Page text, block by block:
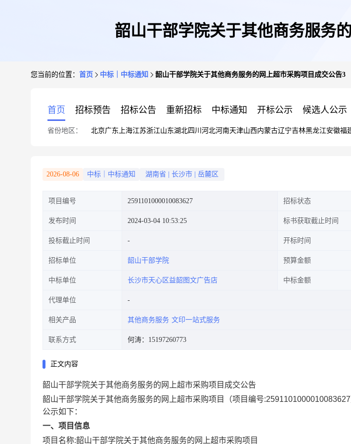
韶山干部学院关于其他商务服务
您当前的位置： 首页 中标｜中标通知 韶山干部学院关于其他商务服务的网上超市采购项目成交公告3
首页 招标预告 招标公告 重新招标 中标通知 开标公示 候选人公示
省份地区： 北京广东 上海江苏浙江山东湖北四川 河北河南天津山西内蒙古辽宁吉林黑龙江安徽福
2026-08-06 中标｜中标通知 湖南省 长沙市 岳麓区
项目编号 2591101000010083627 招标状态
发布时间 2024-03-04 10:53:25 标书获取截止时间
投标截止时间 开标时间
招标单位 韶山干部学院 预算金额
中标单位 长沙市天心区益韶图文广告店 中标金额
代理单位
相关产品 其他商务服务 文印一站式服务
联系方式 何涛：15197260773
正文内容
韶山干部学院关于其他商务服务的网上超市采购项目成交公告
韶山干部学院关于其他商务服务的网上超市采购项目
（项目编号:2591101000010083627
公示如下：
一、项目信息
项目名称:韶山干部学院关于其他商务服务的网上超市采购项目